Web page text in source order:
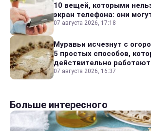
10 вещей, которыми
экран телефона: они
07 августа 2026, 17:18
Муравьи исчезнут с
5 простых способов,
действительно работают
07 августа 2026, 16:37
Больше интересного